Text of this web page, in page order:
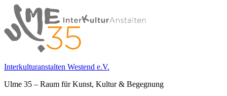
Springe
zum
Inhalt
Interkulturanstalten Westend e.V.
Ulme 35 – Raum für Kunst, Kultur & Begegnung